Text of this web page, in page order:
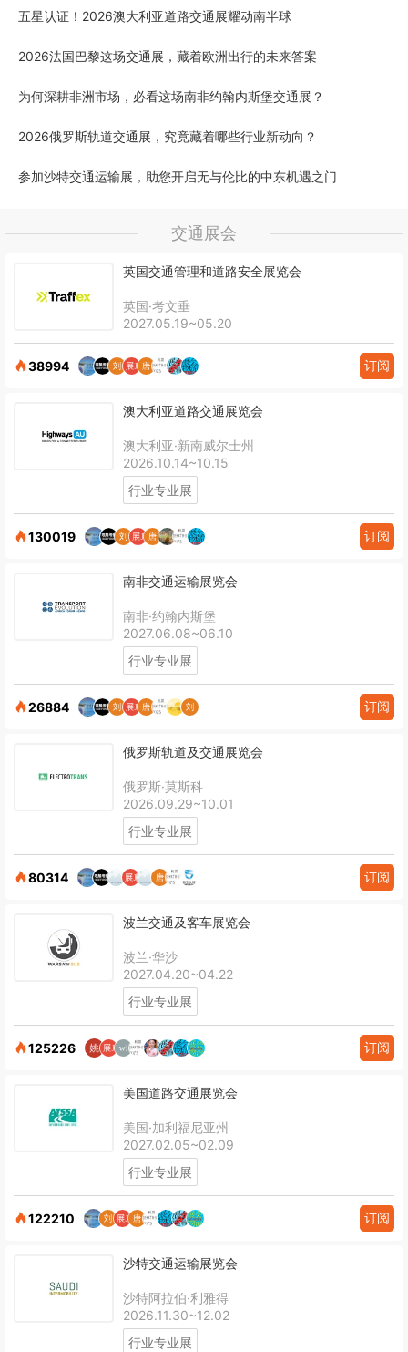
五星认证！2026澳大利亚道路交通展耀动南半球
2026法国巴黎这场交通展，藏着欧洲出行的未来答案
为何深耕非洲市场，必看这场南非约翰内斯堡交通展？
2026俄罗斯轨道交通展，究竟藏着哪些行业新动向？
参加沙特交通运输展，助您开启无与伦比的中东机遇之门
交通展会
英国交通管理和道路安全展览会
英国·考文垂
2027.05.19~05.20
38994 订阅
澳大利亚道路交通展览会
澳大利亚·新南威尔士州
2026.10.14~10.15
行业专业展
130019 订阅
南非交通运输展览会
南非·约翰内斯堡
2027.06.08~06.10
行业专业展
26884 订阅
俄罗斯轨道及交通展览会
俄罗斯·莫斯科
2026.09.29~10.01
行业专业展
80314 订阅
波兰交通及客车展览会
波兰·华沙
2027.04.20~04.22
行业专业展
125226 订阅
美国道路交通展览会
美国·加利福尼亚州
2027.02.05~02.09
行业专业展
122210 订阅
沙特交通运输展览会
沙特阿拉伯·利雅得
2026.11.30~12.02
行业专业展